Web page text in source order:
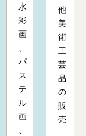
水
彩
画
パ
ス
テ
ル
画
他
美
術
工
芸
品
の
販
売